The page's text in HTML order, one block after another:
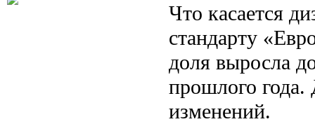
Что касается
стандарту
доля выросла
прошлого года.
изменений.